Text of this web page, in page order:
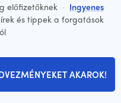
előfizetőknek · Ingyenes
és tippek a forgatások
AKAROK!